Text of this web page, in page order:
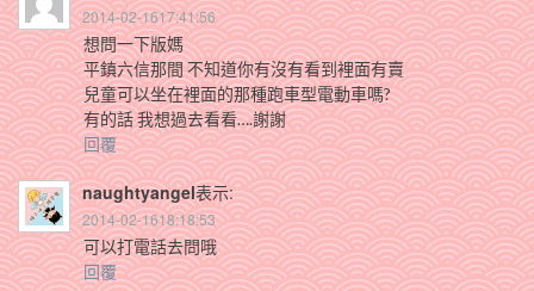
2014-02-1617:41:56
想問一下版媽
平鎮六信那間 不知道你有沒有看到裡面有賣
兒童可以坐在裡面的那種跑車型電動車嗎?
有的話 我想過去看看….謝謝
回覆
naughtyangel表示:
2014-02-1618:18:53
可以打電話去問哦
回覆